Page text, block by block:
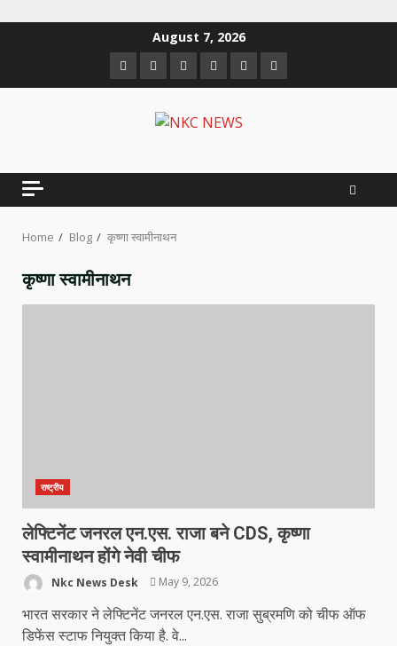
August 7, 2026
Facebook
TwitterLinkedin
VK YoutubeInstagram
Home Blog कृष्णा स्वामीनाथन
कृष्णा स्वामीनाथन
राष्ट्रीय
लेफ्टिनेंट जनरल एन.एस. राजा बने CDS, कृष्णा
स्वामीनाथन होंगे नेवी चीफ
Nkc News Desk May 9, 2026
भारत सरकार ने लेफ्टिनेंट जनरल एन.एस. राजा सुब्रमणि को चीफ ऑफ
डिफेंस स्टाफ नियुक्त किया है. वे...